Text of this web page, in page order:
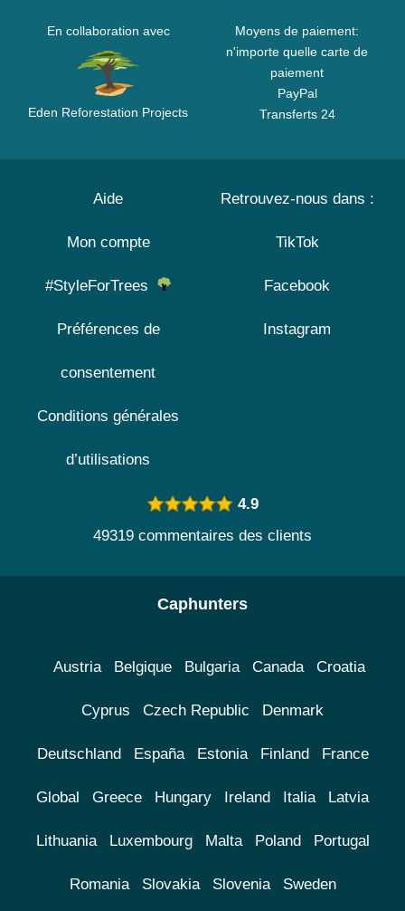
En collaboration avec
Eden Reforestation Projects
Moyens de paiement:
n'importe quelle carte de
paiement
PayPal
Transferts 24
Aide
Mon compte
#StyleForTrees
Préférences de
consentement
Conditions générales
d’utilisations
Retrouvez-nous dans :
TikTok
Facebook
Instagram
4.9
49319 commentaires des clients
Caphunters
Austria Belgique Bulgaria Canada Croatia
Cyprus Czech Republic Denmark
Deutschland España Estonia Finland France
Global Greece Hungary Ireland Italia Latvia
Lithuania Luxembourg Malta Poland Portugal
Romania Slovakia Slovenia Sweden